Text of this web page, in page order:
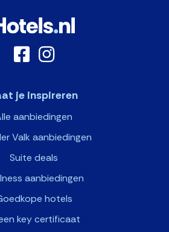
je inspireren
aanbiedingen
Valk aanbiedingen
Suite deals
aanbiedingen
hotels
key certificaat